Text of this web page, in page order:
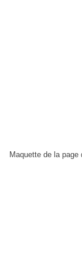
Maquette de la page